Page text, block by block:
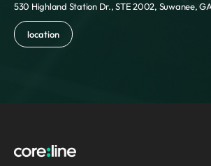
530 Highland Station Dr., STE 2002, Suwanee,
location